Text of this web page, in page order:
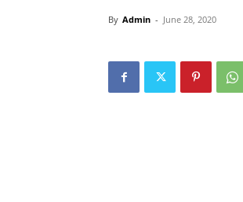
By Admin - June 28, 2020